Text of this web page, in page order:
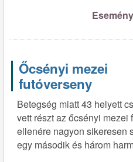
Őcsényi mezei
futóverseny
Betegség miatt 43 helyett
vett részt az őcsényi mezei
ellenére nagyon sikeresen
egy második és három